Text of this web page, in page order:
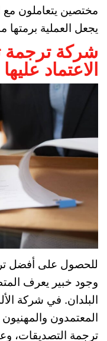
مختصين يتعاملون مع
يجعل العملية
شركة ترجمة
الاعتماد عليها
للحصول على أفضل
وجود خبير يعرف
البلدان. في شركة
المعتمدون
ترجمة التصديقات،